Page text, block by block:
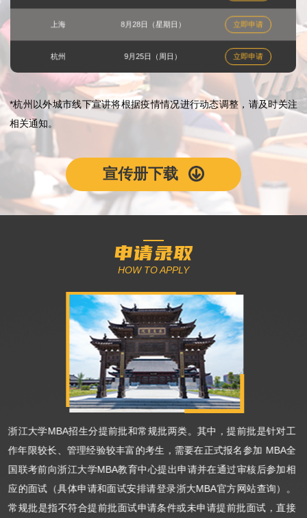
上海 8月28日（星期日） 立即申请
杭州 9月25日（周日） 立即申请
*杭州以外城市线下宣讲将根据疫情情况进行动态调整，请及时关注
相关通知。
宣传册下载
申请录取
HOW TO APPLY
浙江大学MBA招生分提前批和常规批两类。其中，提前批是针对工
作年限较长、管理经验较丰富的考生，需要在正式报名参加 MBA全
国联考前向浙江大学MBA教育中心提出申请并在通过审核后参加相
应的面试（具体申请和面试安排请登录浙大MBA官方网站查询）。
常规批是指不符合提前批面试申请条件或未申请提前批面试，直接